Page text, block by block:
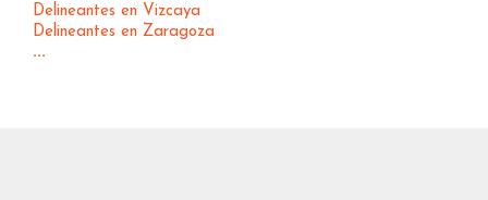
Delineantes en Vizcaya
Delineantes en Zaragoza
...